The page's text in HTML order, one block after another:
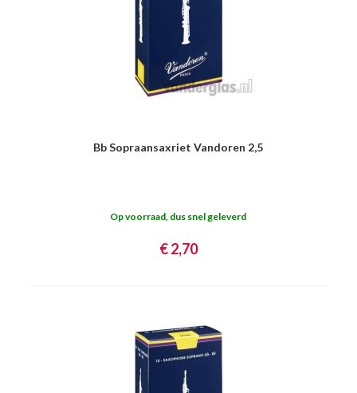
Bb Sopraansaxriet Vandoren 2,5
Op voorraad, dus snel geleverd
€ 2,70